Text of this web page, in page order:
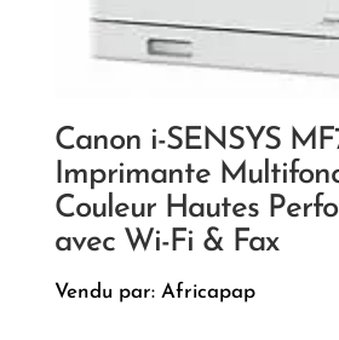
Canon i-SENSYS
Imprimante
Couleur Hautes
avec Wi-Fi & Fax
Vendu par: Africapap